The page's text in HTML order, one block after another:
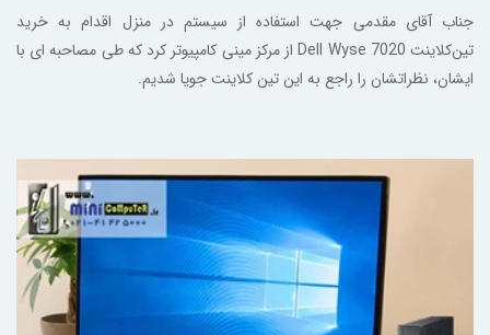
جناب آقای مقدمی جهت استفاده از سیستم در منزل اقدام به خرید
تین‌کلاینت Dell Wyse 7020 از مرکز مینی کامپیوتر کرد که طی مصاحبه ای با
ایشان، نظراتشان را راجع به این تین کلاینت جویا شدیم.